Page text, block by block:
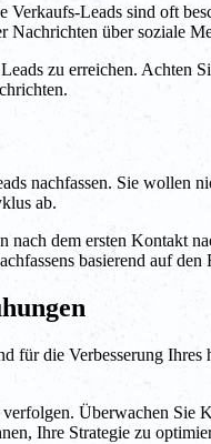
Leads sind oft
Nachrichten über soziale
zu erreichen. Achten
nachfassen. Sie
ab.
dem ersten Kontakt
basierend auf den
für die Verbesserung
Überwachen
Ihre Strategie zu